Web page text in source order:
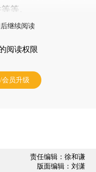
等。
继续阅读
阅读权限
会员升级
责任编辑：徐和谦
版面编辑：刘潇